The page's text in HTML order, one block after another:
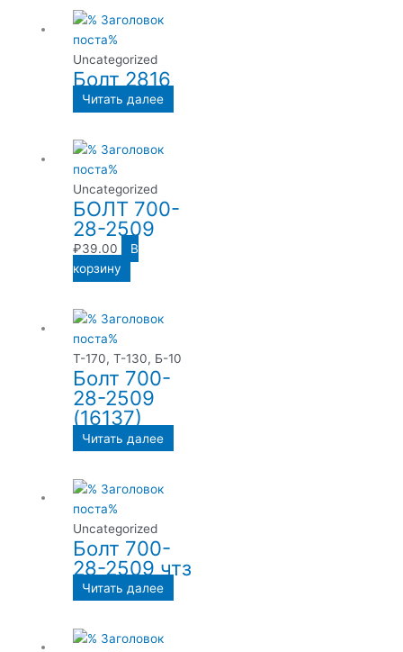
Uncategorized
Болт 2816
Читать далее
Uncategorized
БОЛТ 700-
28-2509
₽39.00
В
корзину
Т-170, Т-130, Б-10
Болт 700-
28-2509
(16137)
Читать далее
Uncategorized
Болт 700-
28-2509 чтз
Читать далее